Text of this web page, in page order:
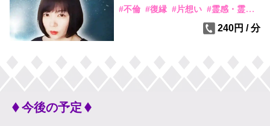
メッセージ
#不倫 #復縁 #片想い #霊感・霊視
240円 / 分
今後の予定